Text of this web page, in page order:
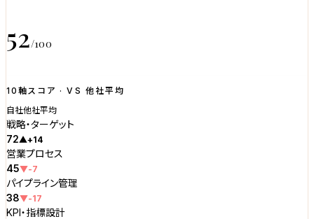
52/100
10軸スコア · VS 他社平均
自社他社平均
戦略・ターゲット
72▲+14
営業プロセス
45▼-7
パイプライン管理
38▼-17
KPI・指標設計